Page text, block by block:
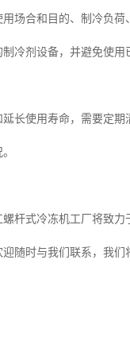
场合和目的、制冷负
冷剂设备，并避免使用
长使用寿命，需要定
杆式冷冻机工厂将致
随时与我们联系，我们